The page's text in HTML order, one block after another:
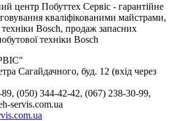
центр Побуттех Сервіс - гарантійне
кваліфікованими майстрами,
Bosch, продаж запасних
техніки Bosch
Сагайдачного, буд. 12 (вхід через
(050) 344-42-42, (067) 238-30-99,
servis.com.ua